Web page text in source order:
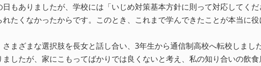
日もありましたが、学校には「いじめ対策基本方針に則って対応してく
れたくなかったからです。このとき、これまで学んできたことが本当に
さまざまな選択肢を長女と話し合い、3年生から通信制高校へ転校しま
ましたが、家にこもってばかりでは良くないと考え、私の知り合いの飲